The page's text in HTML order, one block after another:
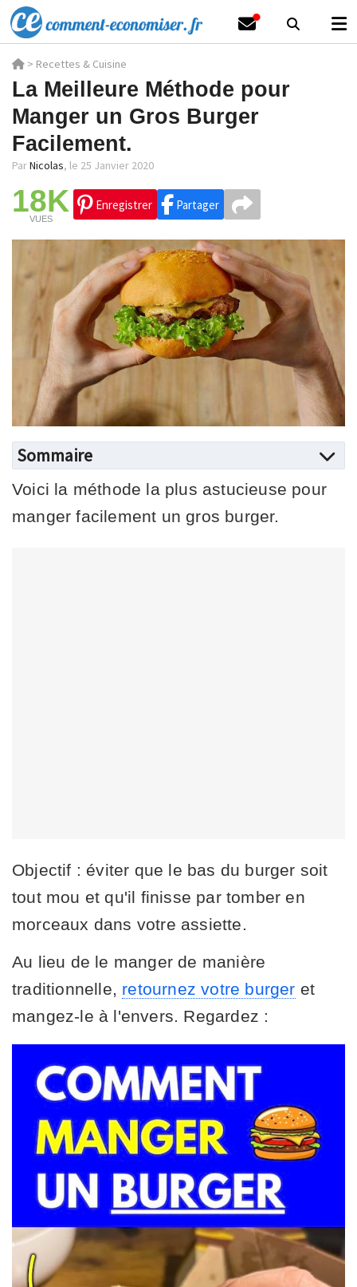
> Recettes & Cuisine
La Meilleure Méthode pour
Manger un Gros Burger
Facilement.
ParNicolas, le 25 Janvier 2020
18K
VUES
Enregistrer Partager
Sommaire
Voici la méthode la plus astucieuse pour
manger facilement un gros burger.
Objectif : éviter que le bas du burger soit
tout mou et qu'il finisse par tomber en
morceaux dans votre assiette.
Au lieu de le manger de manière
traditionnelle, retournez votre burger et
mangez-le à l'envers. Regardez :